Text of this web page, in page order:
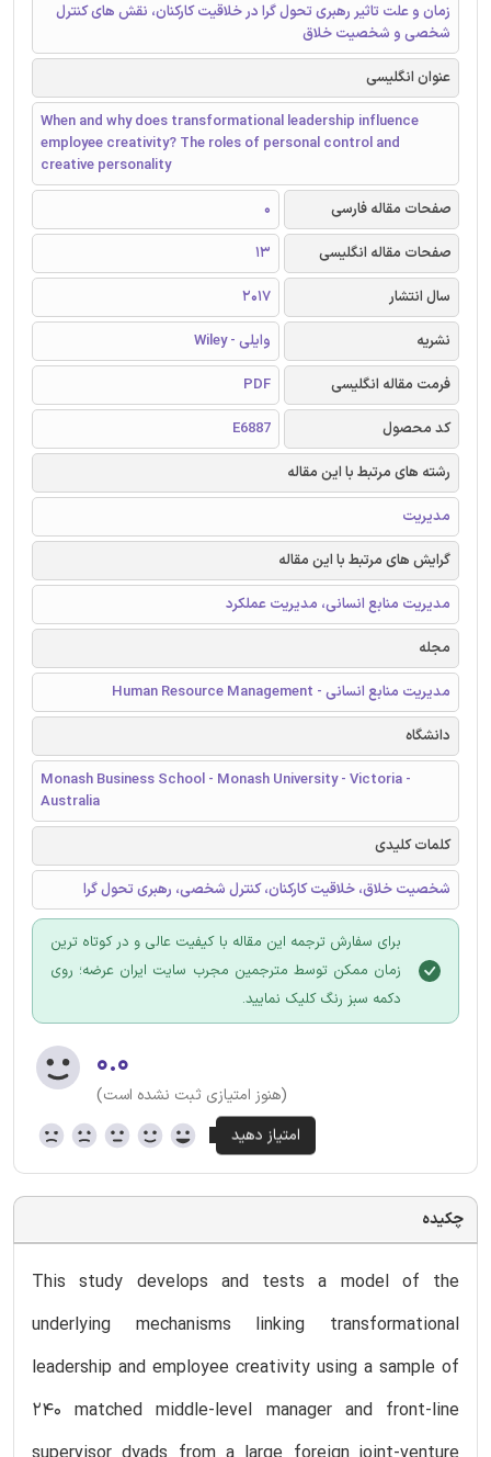
زمان و علت تاثیر رهبری تحول گرا در خلاقیت کارکنان، نقش های کنترل
شخصی و شخصیت خلاق
عنوان انگلیسی
When and why does transformational leadership influence
employee creativity? The roles of personal control and
creative personality
صفحات مقاله فارسی
0
صفحات مقاله انگلیسی
13
سال انتشار
2017
نشریه
وایلی - Wiley
فرمت مقاله انگلیسی
PDF
کد محصول
E6887
رشته های مرتبط با این مقاله
مدیریت
گرایش های مرتبط با این مقاله
مدیریت منابع انسانی، مدیریت عملکرد
مجله
مدیریت منابع انسانی - Human Resource Management
دانشگاه
Monash Business School - Monash University - Victoria -
Australia
کلمات کلیدی
شخصیت خلاق، خلاقیت کارکنان، کنترل شخصی، رهبری تحول گرا
برای سفارش ترجمه این مقاله با کیفیت عالی و در کوتاه ترین
زمان ممکن توسط مترجمین مجرب سایت ایران عرضه؛ روی
دکمه سبز رنگ کلیک نمایید.
۰.۰
(هنوز امتیازی ثبت نشده است)
چکیده
This study develops and tests a model of the
underlying mechanisms linking transformational
leadership and employee creativity using a sample of
240 matched middle-level manager and front-line